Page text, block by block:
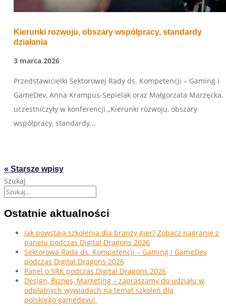
Kierunki rozwoju, obszary współpracy, standardy
działania
3 marca 2026
Przedstawicielki Sektorowej Rady ds. Kompetencji – Gaming i
GameDev, Anna Krampus-Sepielak oraz Małgorzata Marzęcka,
uczestniczyły w konferencji „Kierunki rozwoju, obszary
współpracy, standardy...
« Starsze wpisy
Szukaj
Ostatnie aktualności
Jak powstają szkolenia dla branży gier? Zobacz nagranie z
panelu podczas Digital Dragons 2026
Sektorowa Rada ds. Kompetencji – Gaming i GameDev
podczas Digital Dragons 2026
Panel o SRK podczas Digital Dragons 2026
Design, Biznes, Marketing – zapraszamy do udziału w
odpłatnych wywiadach na temat szkoleń dla
polskiego gamedevu!